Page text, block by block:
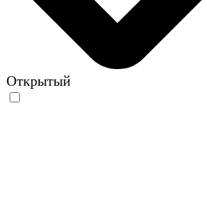
Открытый